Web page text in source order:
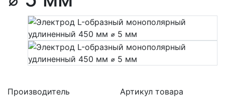
Производитель Артикул товара